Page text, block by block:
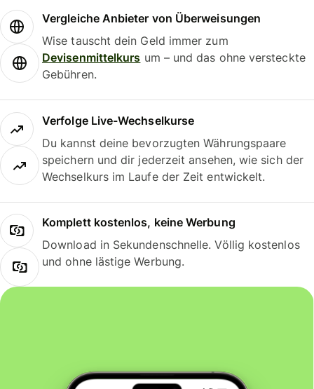
Vergleiche Anbieter von Überweisungen
Wise tauscht dein Geld immer zum
Devisenmittelkurs um – und das ohne versteckte
Gebühren.
Verfolge Live-Wechselkurse
Du kannst deine bevorzugten Währungspaare
speichern und dir jederzeit ansehen, wie sich der
Wechselkurs im Laufe der Zeit entwickelt.
Komplett kostenlos, keine Werbung
Download in Sekundenschnelle. Völlig kostenlos
und ohne lästige Werbung.